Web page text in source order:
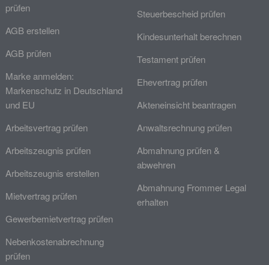
prüfen
AGB erstellen
AGB prüfen
Marke anmelden:
Markenschutz in Deutschland
und EU
Arbeitsvertrag prüfen
Arbeitszeugnis prüfen
Arbeitszeugnis erstellen
Mietvertrag prüfen
Gewerbemietvertrag prüfen
Nebenkostenabrechnung
prüfen
Steuerbescheid prüfen
Kindesunterhalt berechnen
Testament prüfen
Ehevertrag prüfen
Akteneinsicht beantragen
Anwaltsrechnung prüfen
Abmahnung prüfen &
abwehren
Abmahnung Frommer Legal
erhalten